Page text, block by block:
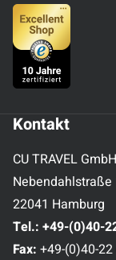
Kontakt
CU TRAVEL
Nebendahlstraße
22041 Hamburg
Tel.: +49-(0)40-
Fax: +49-(0)40-